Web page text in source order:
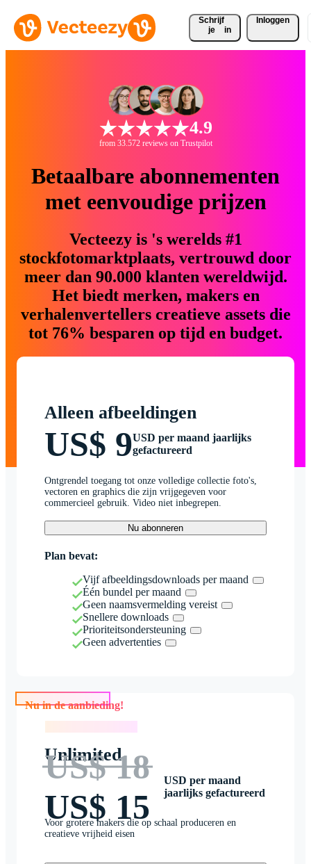
Schrijf
je
in
Inloggen
4.9
from 33.572 reviews on Trustpilot
Betaalbare abonnementen
met eenvoudige prijzen
Vecteezy is 's werelds #1
stockfotomarktplaats, vertrouwd door
meer dan 90.000 klanten wereldwijd.
Het biedt merken, makers en
verhalenvertellers creatieve assets die
tot 76% besparen op tijd en budget.
Alleen afbeeldingen
US$ 9USD per maand jaarlijks
gefactureerd
Ontgrendel toegang tot onze volledige collectie foto's,
vectoren en graphics die zijn vrijgegeven voor
commercieel gebruik. Video niet inbegrepen.
Nu abonneren
Plan bevat:
Vijf afbeeldingsdownloads per maand
Één bundel per maand
Geen naamsvermelding vereist
Snellere downloads
Prioriteitsondersteuning
Geen advertenties
Nu in de aanbieding!
Unlimited
US$ 18
US$ 15
USD per maand
jaarlijks gefactureerd
Voor grotere makers die op schaal produceren en
creatieve vrijheid eisen